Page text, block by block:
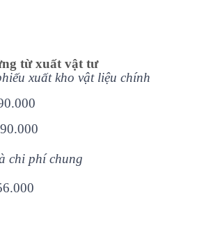
từ xuất vật tư
xuất kho vật liệu chính
chi phí chung